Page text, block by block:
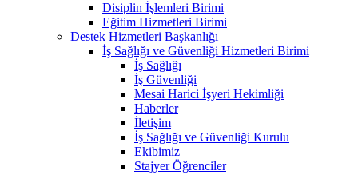
Disiplin İşlemleri Birimi
Eğitim Hizmetleri Birimi
Destek Hizmetleri Başkanlığı
İş Sağlığı ve Güvenliği Hizmetleri Birimi
İş Sağlığı
İş Güvenliği
Mesai Harici İşyeri Hekimliği
Haberler
İletişim
İş Sağlığı ve Güvenliği Kurulu
Ekibimiz
Stajyer Öğrenciler